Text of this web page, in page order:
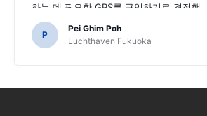
하는 데 필요한 GPS를 구입하기로 결정했
다면 끔찍했을 것입니다.
P
Pei Ghim Poh
Luchthaven Fukuoka